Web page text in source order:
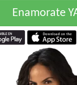
Enamorate